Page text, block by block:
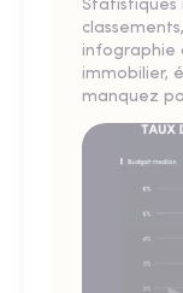
Statistiques
infographie
immobilier,
manquez